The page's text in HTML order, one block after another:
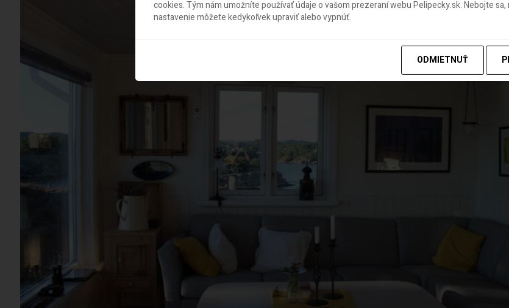
cookies. Tým nám umožníte používať údaje o vašom prezeraní webu Pelipecky.sk. Nebojte
nastavenie môžete kedykoľvek upraviť alebo vypnúť.
ODMIETNUŤ